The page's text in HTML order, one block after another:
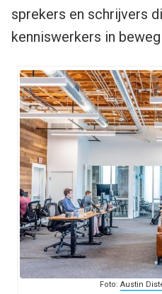
sprekers en schrijvers
kenniswerkers in
Foto:Austin